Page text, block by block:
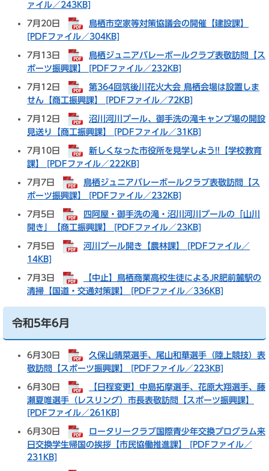
ァイル／243KB]
7月20日
鳥栖市空家等対策協議会の開催【建設課】
[PDFファイル／304KB]
7月13日
鳥栖ジュニアバレーボールクラブ表敬訪問【ス
ポーツ振興課】 [PDFファイル／232KB]
7月12日
第364回筑後川花火大会 鳥栖会場は設置しま
せん【商工振興課】 [PDFファイル／72KB]
7月12日
沼川河川プール、御手洗の滝キャンプ場の開設
見送り【商工振興課】 [PDFファイル／31KB]
7月10日
新しくなった市役所を見学しよう!!【学校教育
課】 [PDFファイル／222KB]
7月7日
鳥栖ジュニアバレーボールクラブ表敬訪問【ス
ポーツ振興課】 [PDFファイル／232KB]
7月5日
四阿屋・御手洗の滝・沼川河川プールの「山川
開き」【商工振興課】 [PDFファイル／23KB]
7月5日
河川プール開き【農林課】 [PDFファイル／
14KB]
7月3日
【中止】鳥栖商業高校生徒によるJR肥前麓駅の
清掃【国道・交通対策課】 [PDFファイル／336KB]
令和5年6月
6月30日
久保山晴菜選手、尾山和華選手（陸上競技）表
敬訪問【スポーツ振興課】 [PDFファイル／223KB]
6月30日
【日程変更】中島拓摩選手、花原大翔選手、藤
瀬夏唯選手（レスリング）市長表敬訪問【スポーツ振興課】
[PDFファイル／261KB]
6月30日
ロータリークラブ国際青少年交換プログラム来
日交換学生帰国の挨拶【市民協働推進課】 [PDFファイル／
231KB]